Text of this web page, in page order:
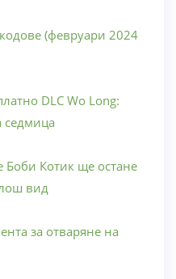
(февруари 2024
DLC Wo Long:
седмица
Боби Котик ще остане
вид
за отваряне на